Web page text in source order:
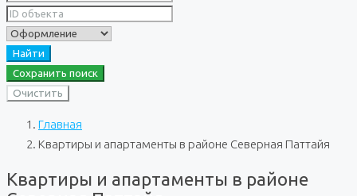
Найти
Сохранить поиск
Очистить
Главная
Квартиры и апартаменты в районе Северная Паттайя
Квартиры и апартаменты в районе